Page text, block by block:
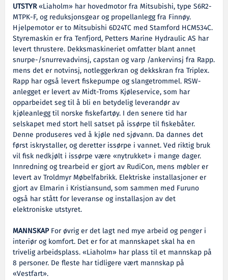
UTSTYR«Liaholm» har hovedmotor fra Mitsubishi, type S6R2-
MTPK-F, og reduksjonsgear og propellanlegg fra Finnøy.
Hjelpemotor er to Mitsubishi 6D24TC med Stamford HCM534C.
Styremaskin er fra Tenfjord, Petters Marine Hydraulic AS har
levert thrustere. Dekksmaskineriet omfatter blant annet
snurpe-/snurrevadvinsj, capstan og varp /ankervinsj fra Rapp.
mens det er notvinsj, notleggerkran og dekkskran fra Triplex.
Rapp har også levert fiskepumpe og slangetrommel. RSW-
anlegget er levert av Midt-Troms Kjøleservice, som har
opparbeidet seg til å bli en betydelig leverandør av
kjøleanlegg til norske fiskefartøy. I den senere tid har
selskapet med stort hell satset på issørpe til fiskebåter.
Denne produseres ved å kjøle ned sjøvann. Da dannes det
først iskrystaller, og deretter issørpe i vannet. Ved riktig bruk
vil fisk nedkjølt i issørpe være «nytrukket» i mange dager.
Innredning og trearbeid er gjort av RudiCon, mens møbler er
levert av Troldmyr Møbelfabrikk. Elektriske installasjoner er
gjort av Elmarin i Kristiansund, som sammen med Furuno
også har stått for leveranse og installasjon av det
elektroniske utstyret.
MANNSKAPFor øvrig er det lagt ned mye arbeid og penger i
interiør og komfort. Det er for at mannskapet skal ha en
trivelig arbeidsplass. «Liaholm» har plass til et mannskap på
8 personer. De fleste har tidligere vært mannskap på
«Vestfart».